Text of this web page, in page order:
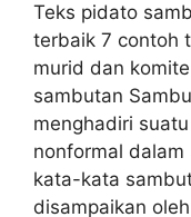
Teks pidato
terbaik 7 contoh
murid dan
sambutan
menghadiri
nonformal
kata-kata
disampaikan